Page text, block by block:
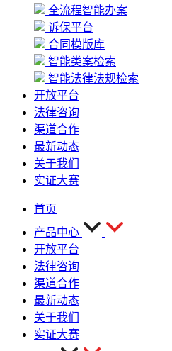
全流程智能办案
诉保平台
合同模版库
智能类案检索
智能法律法规检索
开放平台
法律咨询
渠道合作
最新动态
关于我们
实证大赛
首页
产品中心
开放平台
法律咨询
渠道合作
最新动态
关于我们
实证大赛